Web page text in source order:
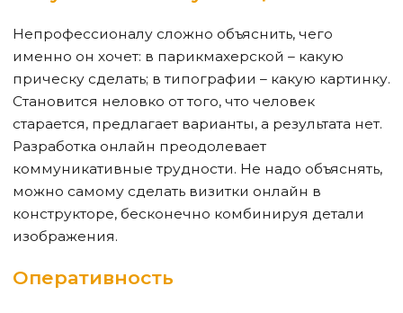
Непрофессионалу сложно объяснить, чего
именно он хочет: в парикмахерской – какую
прическу сделать; в типографии – какую картинку.
Становится неловко от того, что человек
старается, предлагает варианты, а результата нет.
Разработка онлайн преодолевает
коммуникативные трудности. Не надо объяснять,
можно самому сделать визитки онлайн в
конструкторе, бесконечно комбинируя детали
изображения.
Оперативность